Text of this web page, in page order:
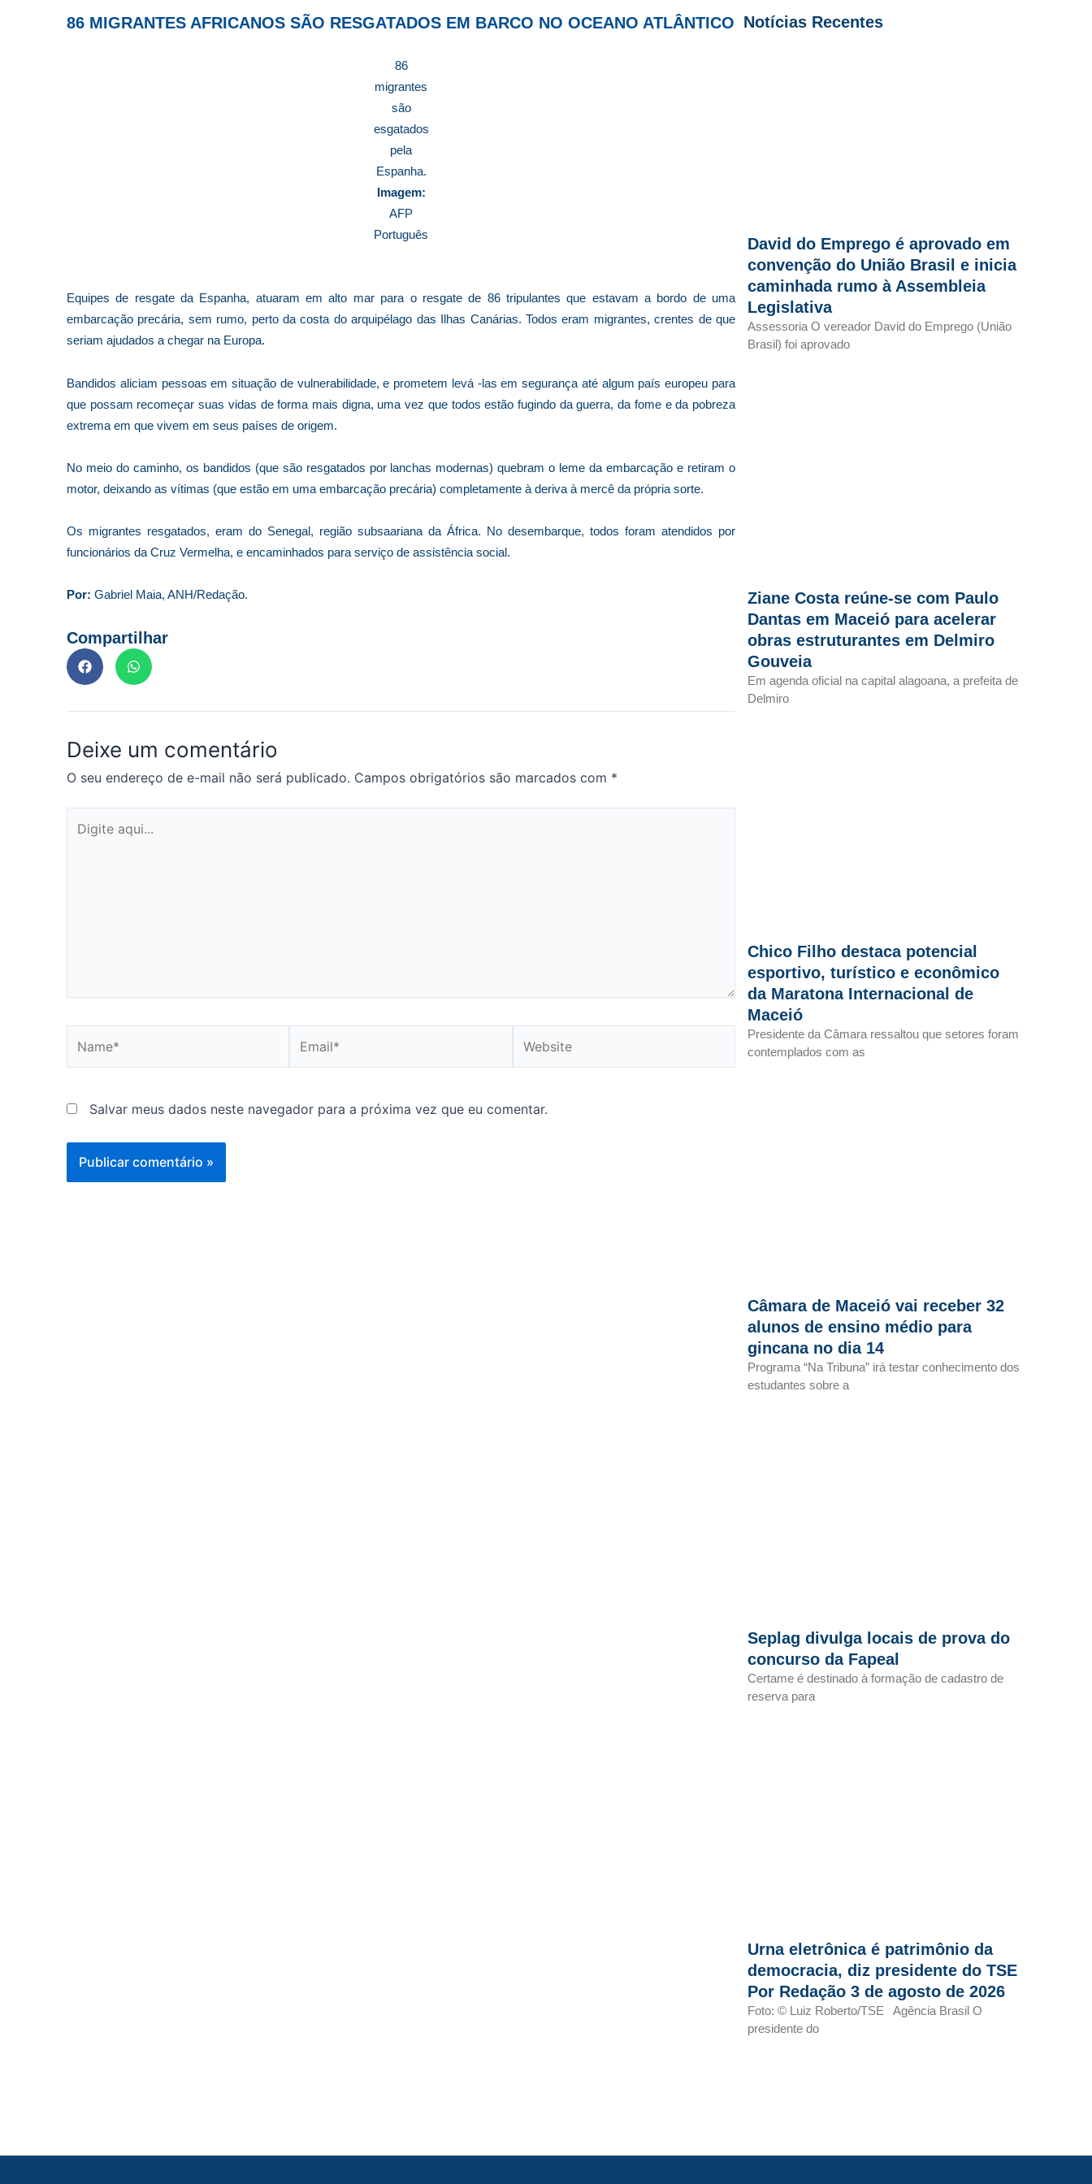
86 MIGRANTES AFRICANOS SÃO RESGATADOS EM BARCO NO OCEANO ATLÂNTICO
86
migrantes
são
esgatados
pela
Espanha.
Imagem:
AFP
Português
Equipes de resgate da Espanha, atuaram em alto mar para o resgate de 86 tripulantes que estavam a bordo de uma
embarcação precária, sem rumo, perto da costa do arquipélago das Ilhas Canárias. Todos eram migrantes, crentes de que
seriam ajudados a chegar na Europa.
Bandidos aliciam pessoas em situação de vulnerabilidade, e prometem levá -las em segurança até algum país europeu para
que possam recomeçar suas vidas de forma mais digna, uma vez que todos estão fugindo da guerra, da fome e da pobreza
extrema em que vivem em seus países de origem.
No meio do caminho, os bandidos (que são resgatados por lanchas modernas) quebram o leme da embarcação e retiram o
motor, deixando as vítimas (que estão em uma embarcação precária) completamente à deriva à mercê da própria sorte.
Os migrantes resgatados, eram do Senegal, região subsaariana da África. No desembarque, todos foram atendidos por
funcionários da Cruz Vermelha, e encaminhados para serviço de assistência social.
Por: Gabriel Maia, ANH/Redação.
Compartilhar
Deixe um comentário
O seu endereço de e-mail não será publicado. Campos obrigatórios são marcados com *
aqui...
Salvar meus dados neste navegador para a próxima vez que eu comentar.
Notícias Recentes
David do Emprego é aprovado em
convenção do União Brasil e inicia
caminhada rumo à Assembleia
Legislativa
Assessoria O vereador David do Emprego (União
Brasil) foi aprovado
Ziane Costa reúne-se com Paulo
Dantas em Maceió para acelerar
obras estruturantes em Delmiro
Gouveia
Em agenda oficial na capital alagoana, a prefeita de
Delmiro
Chico Filho destaca potencial
esportivo, turístico e econômico
da Maratona Internacional de
Maceió
Presidente da Câmara ressaltou que setores foram
contemplados com as
Câmara de Maceió vai receber 32
alunos de ensino médio para
gincana no dia 14
Programa “Na Tribuna” irá testar conhecimento dos
estudantes sobre a
Seplag divulga locais de prova do
concurso da Fapeal
Certame é destinado à formação de cadastro de
reserva para
Urna eletrônica é patrimônio da
democracia, diz presidente do TSE
Por Redação 3 de agosto de 2026
Foto: © Luiz Roberto/TSE Agência Brasil O
presidente do